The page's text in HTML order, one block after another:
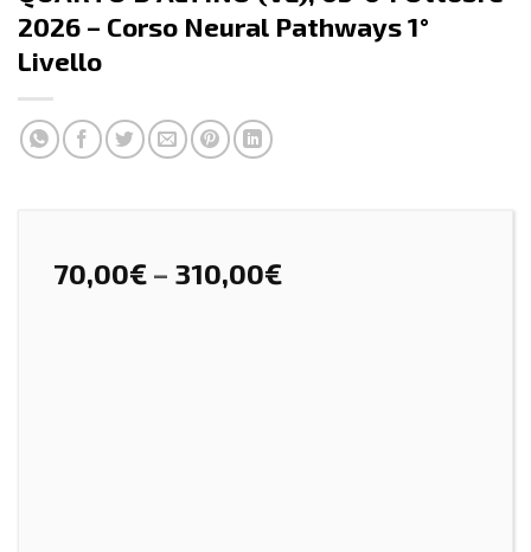
2026 – Corso Neural Pathways 1°
Livello
70,00€ – 310,00€